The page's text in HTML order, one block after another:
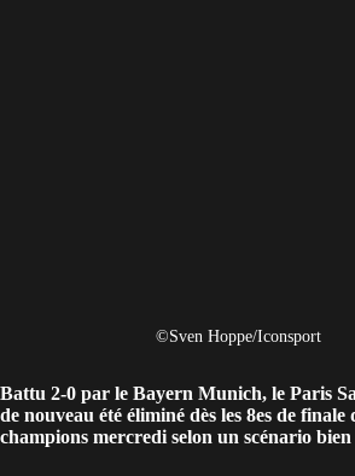
©Sven Hoppe/Iconsport
Battu 2-0 par le Bayern Munich, le Paris
de nouveau été éliminé dès les 8es de finale
champions mercredi selon un scénario